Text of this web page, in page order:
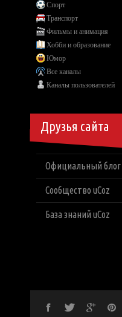
Спорт
Транспорт
Фильмы и анимация
Хобби и образование
Юмор
Все каналы
Каналы пользователей
Друзья сайта
Официальный блог
Сообщество uCoz
База знаний uCoz